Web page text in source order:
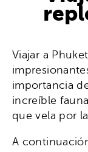
Viajar a
importancia
increíble
que vela por
A